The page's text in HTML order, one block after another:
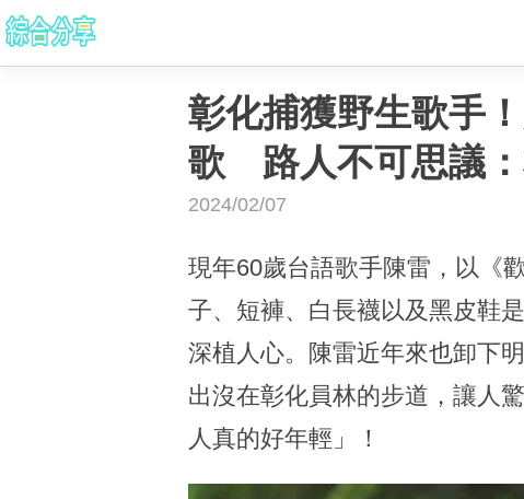
彰化捕獲野生歌手
歌 路人不可思議
2024/02/07
現年60歲台語歌手陳雷，以《
子、短褲、白長襪以及黑皮鞋
深植人心。陳雷近年來也卸下
出沒在彰化員林的步道，讓人
人真的好年輕」！